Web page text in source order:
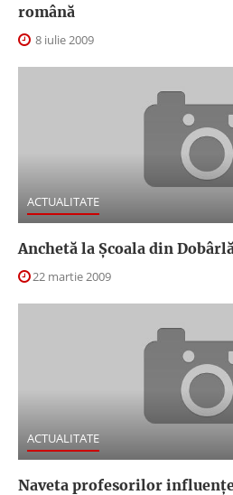
română
8 iulie 2009
ACTUALITATE
Anchetă la Şcoala din
22 martie 2009
ACTUALITATE
Naveta profesorilor